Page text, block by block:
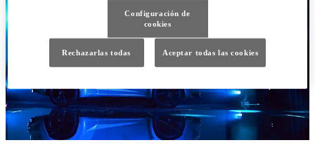
Configuración de
cookies
Rechazarlas todas Aceptar todas las cookies